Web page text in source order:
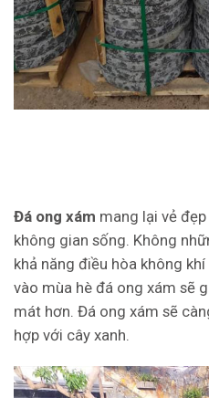
Đá ong xám mang lại vẻ
không gian sống. Không
khả năng điều hòa không
vào mùa hè đá ong xám sẽ
mát hơn. Đá ong xám sẽ
hợp với cây xanh.